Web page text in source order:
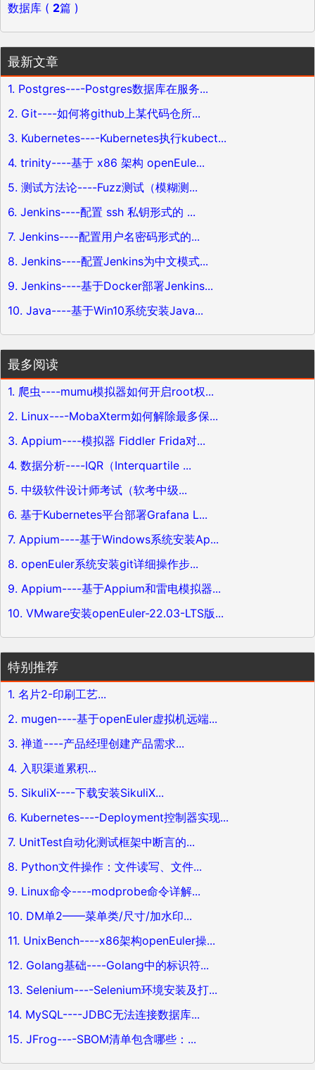
数据库 ( 2篇 )
最新文章
1. Postgres----Postgres数据库在服务...
2. Git----如何将github上某代码仓所...
3. Kubernetes----Kubernetes执行kubect...
4. trinity----基于 x86 架构 openEule...
5. 测试方法论----Fuzz测试（模糊测...
6. Jenkins----配置 ssh 私钥形式的 ...
7. Jenkins----配置用户名密码形式的...
8. Jenkins----配置Jenkins为中文模式...
9. Jenkins----基于Docker部署Jenkins...
10. Java----基于Win10系统安装Java...
最多阅读
1. 爬虫----mumu模拟器如何开启root权...
2. Linux----MobaXterm如何解除最多保...
3. Appium----模拟器 Fiddler Frida对...
4. 数据分析----IQR（Interquartile ...
5. 中级软件设计师考试（软考中级...
6. 基于Kubernetes平台部署Grafana L...
7. Appium----基于Windows系统安装Ap...
8. openEuler系统安装git详细操作步...
9. Appium----基于Appium和雷电模拟器...
10. VMware安装openEuler-22.03-LTS版...
特别推荐
1. 名片2-印刷工艺...
2. mugen----基于openEuler虚拟机远端...
3. 禅道----产品经理创建产品需求...
4. 入职渠道累积...
5. SikuliX----下载安装SikuliX...
6. Kubernetes----Deployment控制器实现...
7. UnitTest自动化测试框架中断言的...
8. Python文件操作：文件读写、文件...
9. Linux命令----modprobe命令详解...
10. DM单2——菜单类/尺寸/加水印...
11. UnixBench----x86架构openEuler操...
12. Golang基础----Golang中的标识符...
13. Selenium----Selenium环境安装及打...
14. MySQL----JDBC无法连接数据库...
15. JFrog----SBOM清单包含哪些：...